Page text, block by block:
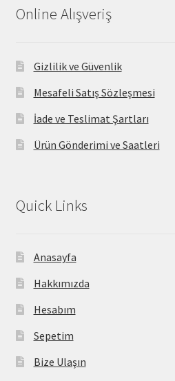
Online Alışveriş
Gizlilik ve Güvenlik
Mesafeli Satış Sözleşmesi
İade ve Teslimat Şartları
Ürün Gönderimi ve Saatleri
Quick Links
Anasayfa
Hakkımızda
Hesabım
Sepetim
Bize Ulaşın